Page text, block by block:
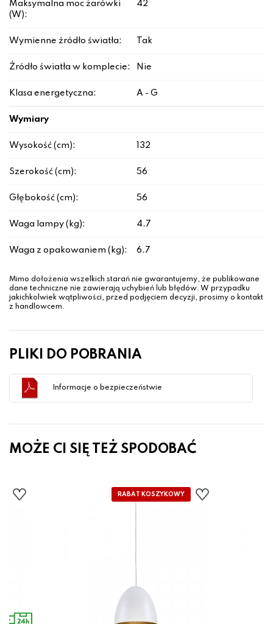
Maksymalna moc żarówki
(W):
42
Wymienne źródło światła: Tak
Źródło światła w komplecie: Nie
Klasa energetyczna: A - G
Wymiary
Wysokość (cm): 132
Szerokość (cm): 56
Głębokość (cm): 56
Waga lampy (kg): 4.7
Waga z opakowaniem (kg): 6.7
Mimo dołożenia wszelkich starań nie gwarantujemy, że publikowane
dane techniczne nie zawierają uchybień lub błędów. W przypadku
jakichkolwiek wątpliwości, przed podjęciem decyzji, prosimy o kontakt
z handlowcem.
PLIKI DO POBRANIA
Informacje o bezpieczeństwie
MOŻE CI SIĘ TEŻ SPODOBAĆ